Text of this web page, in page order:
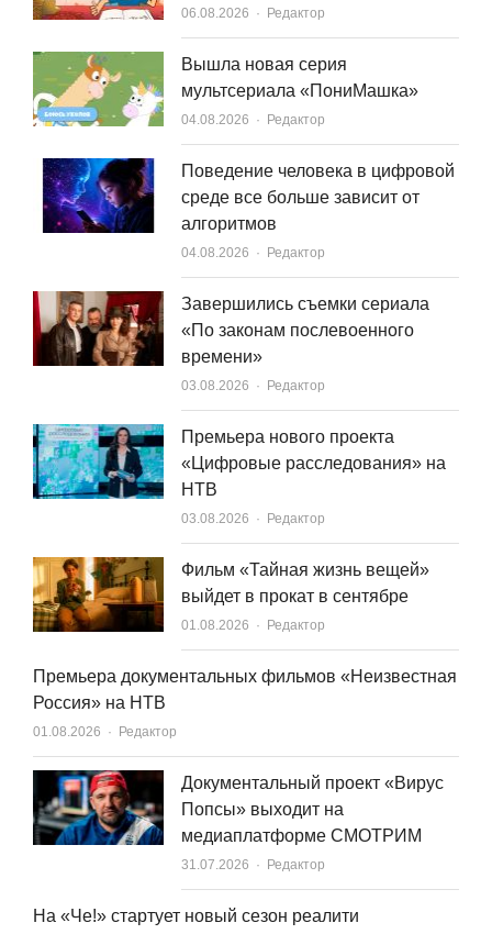
06.08.2026 Author
Редактор
Вышла новая серия
мультсериала «ПониМашка»
04.08.2026 Author
Редактор
Поведение человека в цифровой
среде все больше зависит от
алгоритмов
04.08.2026 Author
Редактор
Завершились съемки сериала
«По законам послевоенного
времени»
03.08.2026 Author
Редактор
Премьера нового проекта
«Цифровые расследования» на
НТВ
03.08.2026 Author
Редактор
Фильм «Тайная жизнь вещей»
выйдет в прокат в сентябре
01.08.2026 Author
Редактор
Премьера документальных фильмов «Неизвестная
Россия» на НТВ
01.08.2026 Author
Редактор
Документальный проект «Вирус
Попсы» выходит на
медиаплатформе СМОТРИМ
31.07.2026 Author
Редактор
На «Че!» стартует новый сезон реалити